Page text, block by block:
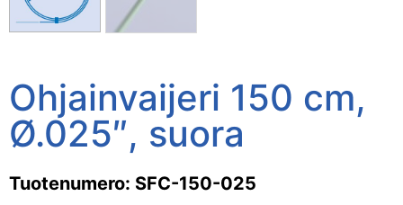
Ohjainvaijeri 150 cm,
Ø.025″, suora
Tuotenumero: SFC-150-025